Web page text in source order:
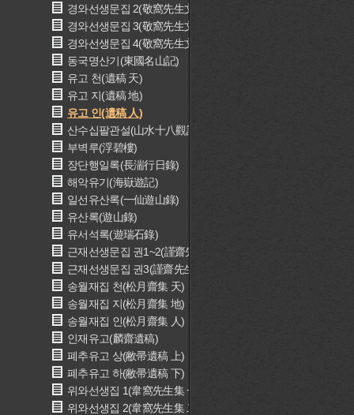
경와선생문집 2(敬窩先生文集 二)
경와선생문집 3(敬窩先生文集 三)
경와선생문집 4(敬窩先生文集 四)
동국명산기(東國名山記)
유고 천(遺稿 天)
유고 지(遺稿 地)
유고 인(遺稿 人)
산수십팔관설(山水十八觀說)
부벽루(浮碧樓)
장단행일록(長湍行日錄)
해악유기(海嶽遊記)
일선유산록(一仙遊山錄)
유산록(遊山錄)
유서석록(遊瑞石錄)
근재선생문집 권1~2(謹齋先生文集 卷之一二)
근재선생문집 권3(謹齋先生文集 卷之三)
송월재집 천(松月齋集 天)
송월재집 지(松月齋集 地)
송월재집 인(松月齋集 人)
인재유고(麟齋遺稿)
폐추유고 상(敝帚遺稿 上)
폐추유고 하(敝帚遺稿 下)
위와선생집 1(韋窩先生集 一)
위와선생집 2(韋窩先生集 二)